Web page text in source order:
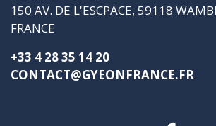
150 AV. DE L'ESCPACE, 59118
FRANCE
+33 4 28 35 14 20
CONTACT@GYEONFRANCE.FR